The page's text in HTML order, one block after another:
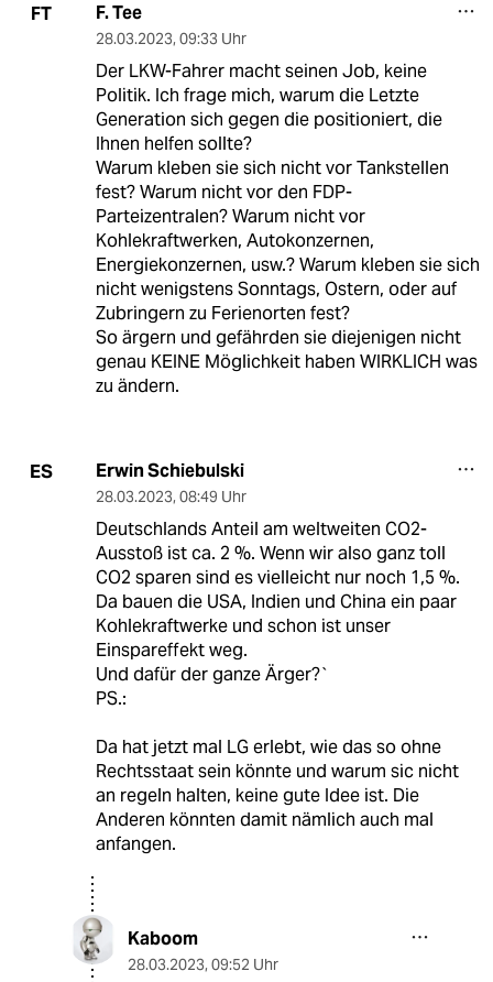
FT F. Tee
28.03.2023, 09:33 Uhr
Der LKW-Fahrer macht seinen Job, keine
Politik. Ich frage mich, warum die Letzte
Generation sich gegen die positioniert, die
Ihnen helfen sollte?
Warum kleben sie sich nicht vor Tankstellen
fest? Warum nicht vor den FDP-
Parteizentralen? Warum nicht vor
Kohlekraftwerken, Autokonzernen,
Energiekonzernen, usw.? Warum kleben sie sich
nicht wenigstens Sonntags, Ostern, oder auf
Zubringern zu Ferienorten fest?
So ärgern und gefährden sie diejenigen nicht
genau KEINE Möglichkeit haben WIRKLICH was
zu ändern.
ES Erwin Schiebulski
28.03.2023, 08:49 Uhr
Deutschlands Anteil am weltweiten CO2-
Ausstoß ist ca. 2 %. Wenn wir also ganz toll
CO2 sparen sind es vielleicht nur noch 1,5 %.
Da bauen die USA, Indien und China ein paar
Kohlekraftwerke und schon ist unser
Einspareffekt weg.
Und dafür der ganze Ärger?`
PS.:
Da hat jetzt mal LG erlebt, wie das so ohne
Rechtsstaat sein könnte und warum sic nicht
an regeln halten, keine gute Idee ist. Die
Anderen könnten damit nämlich auch mal
anfangen.
Kaboom
28.03.2023, 09:52 Uhr